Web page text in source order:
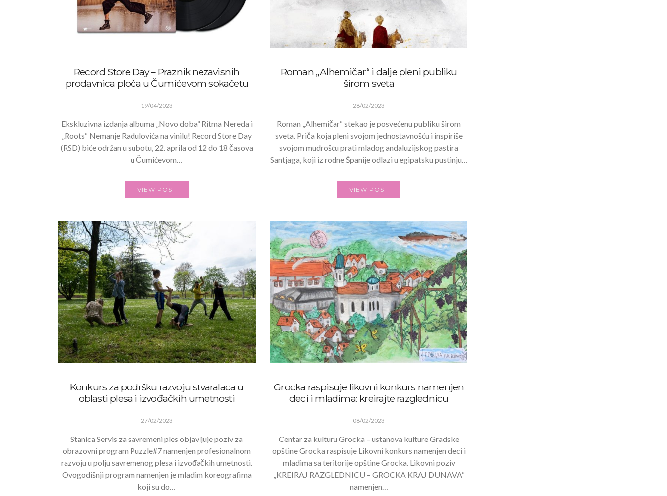
Record Store Day – Praznik nezavisnih
prodavnica ploča u Čumićevom sokačetu
19/04/2023
Ekskluzivna izdanja albuma „Novo doba“ Ritma Nereda i
„Roots“ Nemanje Radulovića na vinilu! Record Store Day
(RSD) biće održan u subotu, 22. aprila od 12 do 18 časova
u Čumićevom…
VIEW POST
Roman „Alhemičar“ i dalje pleni publiku
širom sveta
28/02/2023
Roman „Alhemičar“ stekao je posvećenu publiku širom
sveta. Priča koja pleni svojom jednostavnošću i inspiriše
svojom mudrošću prati mladog andaluzijskog pastira
Santjaga, koji iz rodne Španije odlazi u egipatsku pustinju…
VIEW POST
Konkurs za podršku razvoju stvaralaca u
oblasti plesa i izvođačkih umetnosti
27/02/2023
Stanica Servis za savremeni ples objavljuje poziv za
obrazovni program Puzzle#7 namenjen profesionalnom
razvoju u polju savremenog plesa i izvođačkih umetnosti.
Ovogodišnji program namenjen je mladim koreografima
koji su do…
Grocka raspisuje likovni konkurs namenjen
deci i mladima: kreirajte razglednicu
08/02/2023
Centar za kulturu Grocka – ustanova kulture Gradske
opštine Grocka raspisuje Likovni konkurs namenjen deci i
mladima sa teritorije opštine Grocka. Likovni poziv
„KREIRAJ RAZGLEDNICU – GROCKA KRAJ DUNAVA“
namenjen…